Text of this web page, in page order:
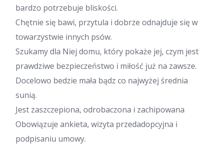
bardzo potrzebuje bliskości.
Chętnie się bawi, przytula i dobrze odnajduje się w
towarzystwie innych psów.
Szukamy dla Niej domu, który pokaże jej, czym jest
prawdziwe bezpieczeństwo i miłość już na zawsze.
Docelowo bedzie mała bądz co najwyżej średnia
sunią.
Jest zaszczepiona, odrobaczona i zachipowana
Obowiązuje ankieta, wizyta przedadopcyjna i
podpisaniu umowy.